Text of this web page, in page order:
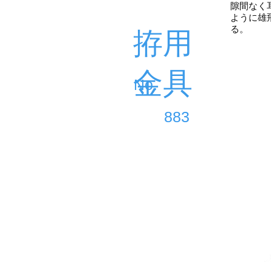
拵用
金具
883
​No.
隙間なく
ように雄
る。